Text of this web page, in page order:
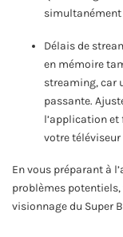
simultanément
Délais de
en mémoire
streaming, car
passante.
l’application
votre
En vous préparant à
problèmes potentiels,
visionnage du Super